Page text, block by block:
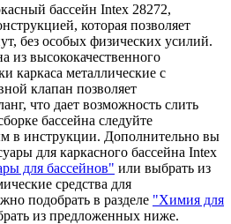
бассейн Intex 28272,
которая позволяет
без особых физических усилий.
из высококачественного
каркаса металлические с
клапан позволяет
что дает возможность слить
бассейна следуйте
в инструкции. Дополнительно вы
для каркасного бассейна Intex
для бассейнов" или выбрать из
средства для
подобрать в разделе "Химия для
из предложенных ниже.